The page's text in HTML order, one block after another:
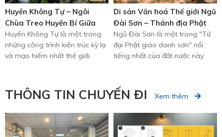
Huyền Không Tự – Ngôi
Chùa Treo Huyền Bí Giữa
Vách Núi Trung Quốc
Huyền Không Tự là một trong
những công trình kiến trúc kỳ lạ
và mạo hiểm nhất thế giới.
Di sản Văn hoá Thế giới Ngũ
Đài Sơn – Thánh địa Phật
giáo nổi tiếng Trung Quốc
Ngũ Đài Sơn là một trong "Tứ
đại Phật giáo danh sơn" nổi
tiếng nhất của đất nước này.
THÔNG TIN CHUYẾN ĐI Xem thêm